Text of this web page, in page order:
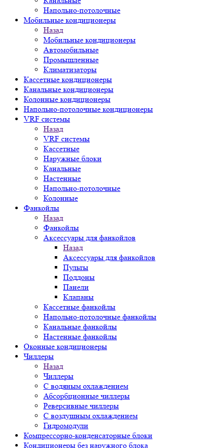
Напольно-потолочные
Мобильные кондиционеры
Назад
Мобильные кондиционеры
Автомобильные
Промышленные
Климатизаторы
Кассетные кондиционеры
Канальные кондиционеры
Колонные кондиционеры
Напольно-потолочные кондиционеры
VRF системы
Назад
VRF системы
Кассетные
Наружные блоки
Канальные
Настенные
Напольно-потолочные
Колонные
Фанкойлы
Назад
Фанкойлы
Аксессуары для фанкойлов
Назад
Аксессуары для фанкойлов
Пульты
Поддоны
Панели
Клапаны
Кассетные фанкойлы
Напольно-потолочные фанкойлы
Канальные фанкойлы
Настенные фанкойлы
Оконные кондиционеры
Чиллеры
Назад
Чиллеры
С водяным охлаждением
Абсорбционные чиллеры
Реверсивные чиллеры
С воздушным охлаждением
Гидромодули
Компрессорно-конденсаторные блоки
Кондиционеры без наружного блока